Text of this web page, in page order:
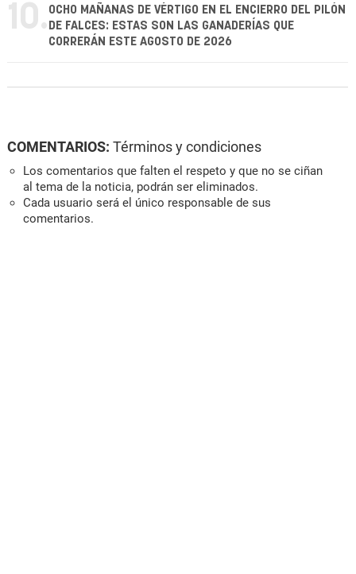
10. OCHO MAÑANAS DE VÉRTIGO EN EL ENCIERRO DEL PILÓN
DE FALCES: ESTAS SON LAS GANADERÍAS QUE
CORRERÁN ESTE AGOSTO DE 2026
COMENTARIOS: Términos y condiciones
Los comentarios que falten el respeto y que no se ciñan
al tema de la noticia, podrán ser eliminados.
Cada usuario será el único responsable de sus
comentarios.